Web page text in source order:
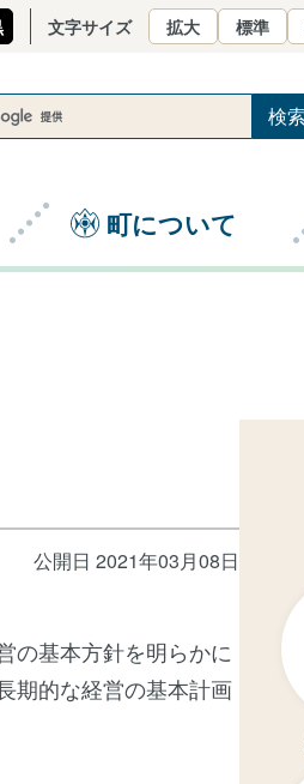
町について
文字サイズ 拡大 標準
公開日 2021年03月08日
の基本方針を明らかに
期的な経営の基本計画